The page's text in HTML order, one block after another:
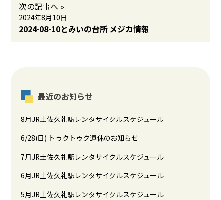
次の記事へ »
2024年8月10日
2024-08-10とみいの台所 メジカ情報
最近のお知らせ
8月JR土佐久礼駅レンタサイクルスケジュール
6/28(日) トゥクトゥク運休のお知らせ
7月JR土佐久礼駅レンタサイクルスケジュール
6月JR土佐久礼駅レンタサイクルスケジュール
5月JR土佐久礼駅レンタサイクルスケジュール